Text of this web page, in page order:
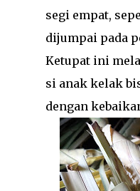
segi empat,
dijumpai pada
Ketupat ini
si anak kelak
dengan